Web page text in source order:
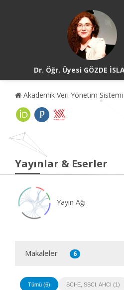
Dr. Öğr. Üyesi GÖZDE
Akademik Veri Yönetim Sistemi
Yayınlar & Eserler
Yayın Ağı
Makaleler 6
Tümü (6) SCI-E, SSCI, AHCI (1)